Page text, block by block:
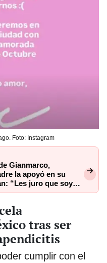
Foto: Instagram
Gianmarco,
la apoyó en su
“Les juro que soy
tras ser
cumplir con el